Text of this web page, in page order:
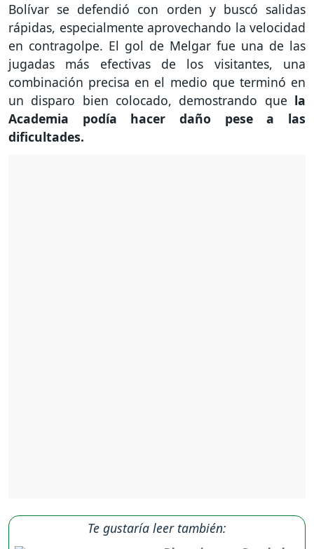
Bolívar se defendió con orden y buscó salidas
rápidas, especialmente aprovechando la velocidad
en contragolpe. El gol de Melgar fue una de las
jugadas más efectivas de los visitantes, una
combinación precisa en el medio que terminó en
un disparo bien colocado, demostrando que la
Academia podía hacer daño pese a las
dificultades.
Te gustaría leer también: